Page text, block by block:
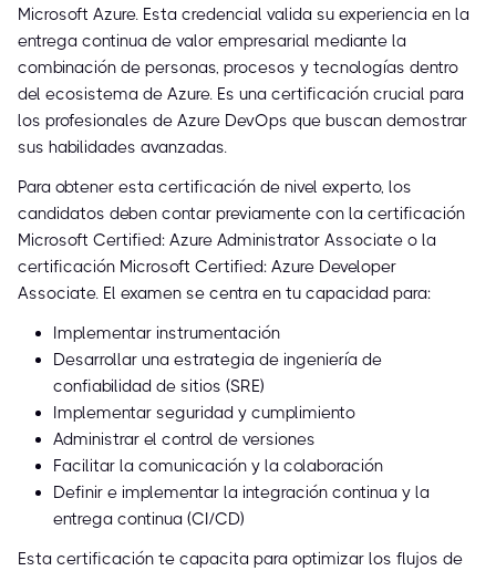
Microsoft Azure. Esta credencial valida su experiencia en la
entrega continua de valor empresarial mediante la
combinación de personas, procesos y tecnologías dentro
del ecosistema de Azure. Es una certificación crucial para
los profesionales de Azure DevOps que buscan demostrar
sus habilidades avanzadas.
Para obtener esta certificación de nivel experto, los
candidatos deben contar previamente con la certificación
Microsoft Certified: Azure Administrator Associate o la
certificación Microsoft Certified: Azure Developer
Associate. El examen se centra en tu capacidad para:
Implementar instrumentación
Desarrollar una estrategia de ingeniería de
confiabilidad de sitios (SRE)
Implementar seguridad y cumplimiento
Administrar el control de versiones
Facilitar la comunicación y la colaboración
Definir e implementar la integración continua y la
entrega continua (CI/CD)
Esta certificación te capacita para optimizar los flujos de